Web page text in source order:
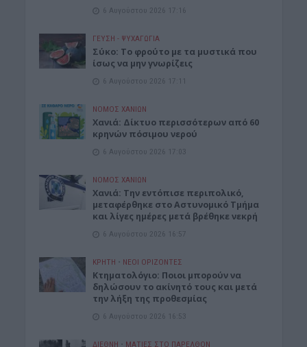
6 Αυγούστου 2026 17:16
ΓΕΎΣΗ - ΨΥΧΑΓΩΓΊΑ
Σύκο: Το φρούτο με τα μυστικά που
ίσως να μην γνωρίζεις
6 Αυγούστου 2026 17:11
ΝΟΜΌΣ ΧΑΝΊΩΝ
Xανιά: Δίκτυο περισσότερων από 60
κρηνών πόσιμου νερού
6 Αυγούστου 2026 17:03
ΝΟΜΌΣ ΧΑΝΊΩΝ
Χανιά: Την εντόπισε περιπολικό,
μεταφέρθηκε στο Αστυνομικό Τμήμα
και λίγες ημέρες μετά βρέθηκε νεκρή
6 Αυγούστου 2026 16:57
ΚΡΗΤΗ • ΝΕΟΙ ΟΡΙΖΟΝΤΕΣ
Κτηματολόγιο: Ποιοι μπορούν να
δηλώσουν το ακίνητό τους και μετά
την λήξη της προθεσμίας
6 Αυγούστου 2026 16:53
ΔΙΕΘΝΗ • ΜΑΤΙΕΣ ΣΤΟ ΠΑΡΕΛΘΟΝ